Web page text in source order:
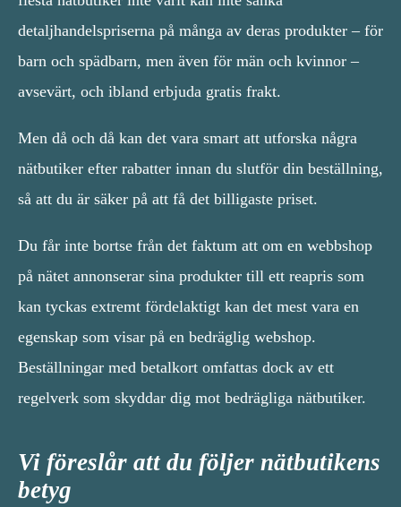
detaljhandelspriserna på många av deras produkter – för
barn och spädbarn, men även för män och kvinnor –
avsevärt, och ibland erbjuda gratis frakt.
Men då och då kan det vara smart att utforska några
nätbutiker efter rabatter innan du slutför din beställning,
så att du är säker på att få det billigaste priset.
Du får inte bortse från det faktum att om en webbshop
på nätet annonserar sina produkter till ett reapris som
kan tyckas extremt fördelaktigt kan det mest vara en
egenskap som visar på en bedräglig webshop.
Beställningar med betalkort omfattas dock av ett
regelverk som skyddar dig mot bedrägliga nätbutiker.
Vi föreslår att du följer nätbutikens
betyg